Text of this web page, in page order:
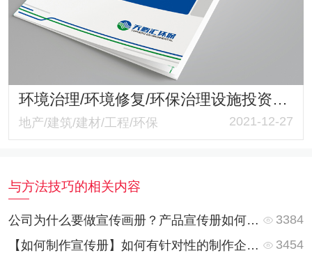
环境治理/环境修复/环保治理设施投资运营维护 天鹏汇环保业务介绍画册
地产/建筑/建材/工程/环保 2021-12-27
与方法技巧的相关内容
公司为什么要做宣传画册？产品宣传册如何做？
3384
【如何制作宣传册】如何有针对性的制作企业画册？
3454